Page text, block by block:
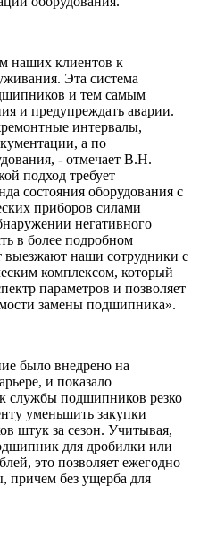
наших клиентов к
Эта система
и тем самым
и предупреждать аварии.
интервалы,
а по
- отмечает В.Н.
подход требует
состояния оборудования с
приборов силами
негативного
в более подробном
выезжают наши сотрудники с
комплексом, который
параметров и позволяет
замены подшипника».
было внедрено на
и показало
службы подшипников резко
уменьшить закупки
штук за сезон. Учитывая,
для дробилки или
это позволяет ежегодно
причем без ущерба для